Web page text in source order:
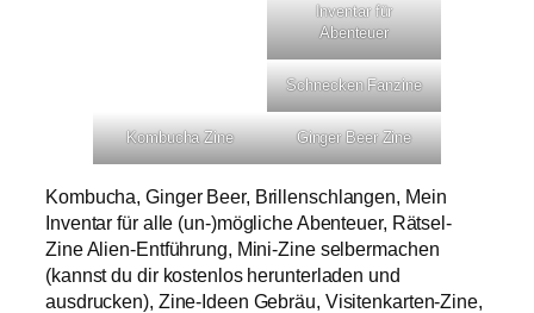
Inventar für
Abenteuer
Schnecken Fanzine
Kombucha Zine Ginger Beer Zine
Kombucha, Ginger Beer, Brillenschlangen, Mein
Inventar für alle (un-)mögliche Abenteuer, Rätsel-
Zine Alien-Entführung, Mini-Zine selbermachen
(kannst du dir kostenlos herunterladen und
ausdrucken), Zine-Ideen Gebräu, Visitenkarten-Zine,